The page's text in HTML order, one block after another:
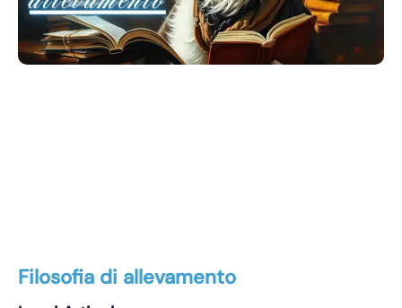
Filosofia di allevamento